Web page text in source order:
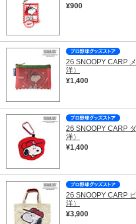
¥900
26 SNOOPY CARP
洋）
¥1,400
26 SNOOPY CARP
洋）
¥1,400
26 SNOOPY CARP
洋）
¥3,900